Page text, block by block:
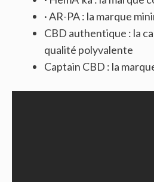
· AR-PA : la marque
CBD authentique : la
qualité polyvalente
Captain CBD : la